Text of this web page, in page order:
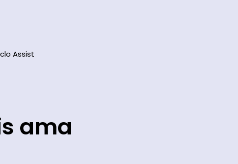
Assist
ama